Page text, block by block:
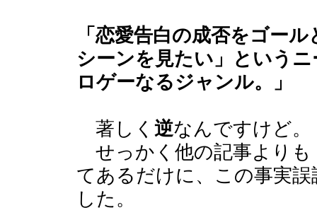
「恋愛告白の成否をゴー
シーンを見たい」という
ロゲーなるジャンル。」
著しく 逆なんですけど。
せっかく他の記事よりも
てあるだけに、この事実
した。